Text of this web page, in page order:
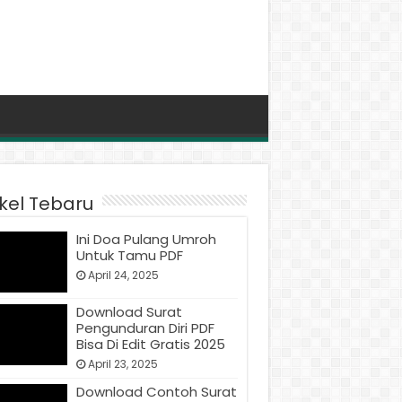
Tebaru
Ini Doa Pulang Umroh
Untuk Tamu PDF
April 24, 2025
Download Surat
Pengunduran Diri PDF
Bisa Di Edit Gratis 2025
April 23, 2025
Download Contoh Surat